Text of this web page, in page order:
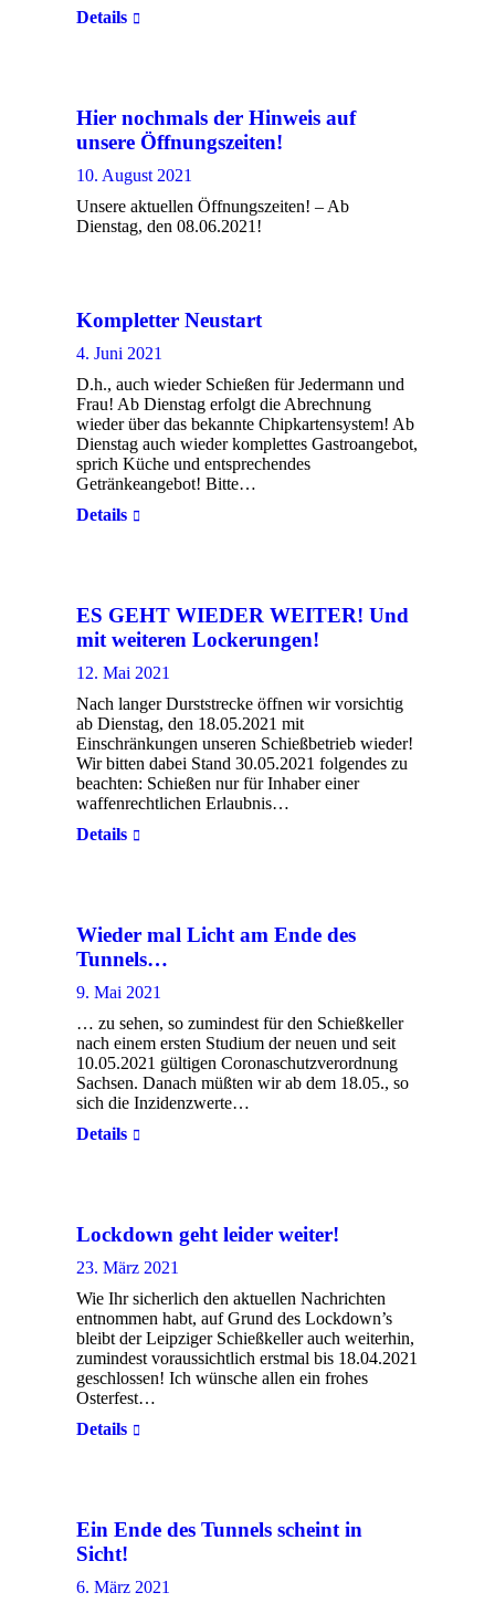
Details
Hier nochmals der Hinweis auf
unsere Öffnungszeiten!
10. August 2021
Unsere aktuellen Öffnungszeiten! – Ab
Dienstag, den 08.06.2021!
Kompletter Neustart
4. Juni 2021
D.h., auch wieder Schießen für Jedermann und
Frau! Ab Dienstag erfolgt die Abrechnung
wieder über das bekannte Chipkartensystem! Ab
Dienstag auch wieder komplettes Gastroangebot,
sprich Küche und entsprechendes
Getränkeangebot! Bitte…
Details
ES GEHT WIEDER WEITER! Und
mit weiteren Lockerungen!
12. Mai 2021
Nach langer Durststrecke öffnen wir vorsichtig
ab Dienstag, den 18.05.2021 mit
Einschränkungen unseren Schießbetrieb wieder!
Wir bitten dabei Stand 30.05.2021 folgendes zu
beachten: Schießen nur für Inhaber einer
waffenrechtlichen Erlaubnis…
Details
Wieder mal Licht am Ende des
Tunnels…
9. Mai 2021
… zu sehen, so zumindest für den Schießkeller
nach einem ersten Studium der neuen und seit
10.05.2021 gültigen Coronaschutzverordnung
Sachsen. Danach müßten wir ab dem 18.05., so
sich die Inzidenzwerte…
Details
Lockdown geht leider weiter!
23. März 2021
Wie Ihr sicherlich den aktuellen Nachrichten
entnommen habt, auf Grund des Lockdown’s
bleibt der Leipziger Schießkeller auch weiterhin,
zumindest voraussichtlich erstmal bis 18.04.2021
geschlossen! Ich wünsche allen ein frohes
Osterfest…
Details
Ein Ende des Tunnels scheint in
Sicht!
6. März 2021